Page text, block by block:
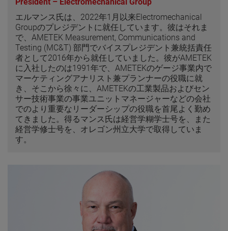
エルマンス氏は、2022年1月以来Electromechanical
Groupのプレジデントに就任しています。彼はそれま
で、AMETEK Measurement, Communications and
Testing (MC&T) 部門でバイスプレジデント兼統括責任
者として2016年から就任していました。彼がAMETEK
に入社したのは1991年で、AMETEKのゲージ事業内で
マーケティングアナリスト兼プランナーの役職に就
き、そこから徐々に、AMETEKの工業製品およびセン
サー技術事業の事業ユニットマネージャーなどの会社
でのより重要なリーダーシップの役職を首尾よく勤め
てきました。得るマンス氏は経営学糊学士号を、また
経営学修士号を、オレゴン州立大学で取得していま
す。